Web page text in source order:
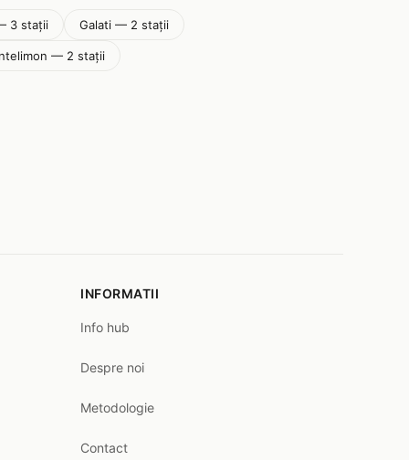
3 stații Galati — 2 stații
— 2 stații
INFORMATII
Info hub
Despre noi
Metodologie
Contact